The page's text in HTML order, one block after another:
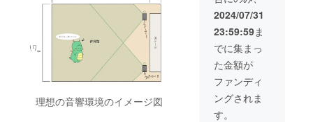
理想の音響環境のイメージ図
52cm
肩幅：
46cm
袖丈：
20cm
・【L
サイ
ズ】身
丈：
いただ
いた
メール
アドレ
スに、
ご入稿
のお願
いメー
ルを送
2024/07/31
23:59:59ま
でに集まっ
た金額が
ファンディ
ングされま
す。